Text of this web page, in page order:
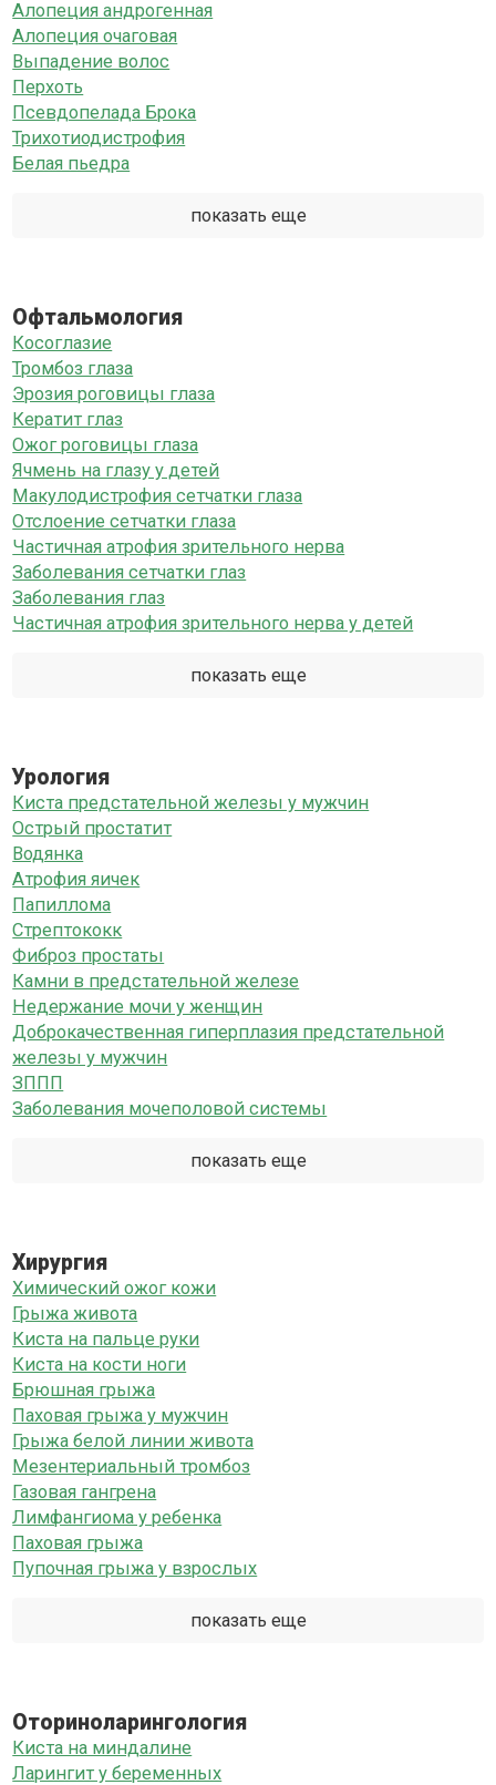
Алопеция андрогенная
Алопеция очаговая
Выпадение волос
Перхоть
Псевдопелада Брока
Трихотиодистрофия
Белая пьедра
показать еще
Офтальмология
Косоглазие
Тромбоз глаза
Эрозия роговицы глаза
Кератит глаз
Ожог роговицы глаза
Ячмень на глазу у детей
Макулодистрофия сетчатки глаза
Отслоение сетчатки глаза
Частичная атрофия зрительного нерва
Заболевания сетчатки глаз
Заболевания глаз
Частичная атрофия зрительного нерва у детей
показать еще
Урология
Киста предстательной железы у мужчин
Острый простатит
Водянка
Атрофия яичек
Папиллома
Стрептококк
Фиброз простаты
Камни в предстательной железе
Недержание мочи у женщин
Доброкачественная гиперплазия предстательной
железы у мужчин
ЗППП
Заболевания мочеполовой системы
показать еще
Хирургия
Химический ожог кожи
Грыжа живота
Киста на пальце руки
Киста на кости ноги
Брюшная грыжа
Паховая грыжа у мужчин
Грыжа белой линии живота
Мезентериальный тромбоз
Газовая гангрена
Лимфангиома у ребенка
Паховая грыжа
Пупочная грыжа у взрослых
показать еще
Оториноларингология
Киста на миндалине
Ларингит у беременных